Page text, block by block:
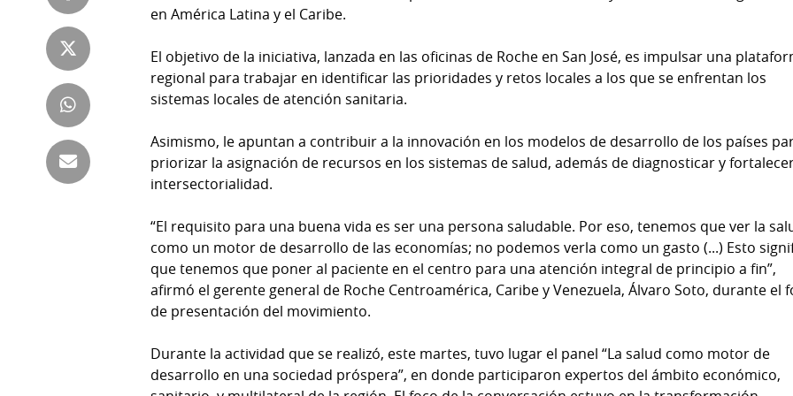
Tienda
Panamá
Tiquetes
Cero
KM
Club
La
Busca
Fácil
en América Latina y el Caribe.
El objetivo de la iniciativa, lanzada en las oficinas de Roche en San José, es impulsar una
regional para trabajar en identificar las prioridades y retos locales a los que se enfrentan los
sistemas locales de atención sanitaria.
Asimismo, le apuntan a contribuir a la innovación en los modelos de desarrollo de los países
priorizar la asignación de recursos en los sistemas de salud, además de diagnosticar y
intersectorialidad.
“El requisito para una buena vida es ser una persona saludable. Por eso, tenemos que ver la
como un motor de desarrollo de las economías; no podemos verla como un gasto (...) Esto
que tenemos que poner al paciente en el centro para una atención integral de principio a fin”,
afirmó el gerente general de Roche Centroamérica, Caribe y Venezuela, Álvaro Soto, durante el
de presentación del movimiento.
Durante la actividad que se realizó, este martes, tuvo lugar el panel “La salud como motor de
desarrollo en una sociedad próspera”, en donde participaron expertos del ámbito económico,